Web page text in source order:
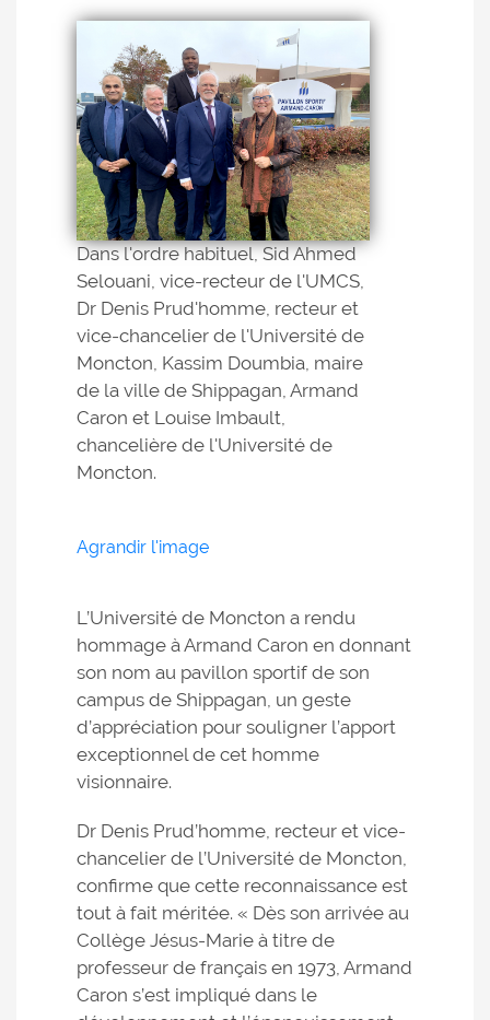
Dans l'ordre habituel, Sid Ahmed
Selouani, vice-recteur de l'UMCS,
Dr Denis Prud'homme, recteur et
vice-chancelier de l'Université de
Moncton, Kassim Doumbia, maire
de la ville de Shippagan, Armand
Caron et Louise Imbault,
chancelière de l'Université de
Moncton.
Agrandir l'image
L’Université de Moncton a rendu
hommage à Armand Caron en donnant
son nom au pavillon sportif de son
campus de Shippagan, un geste
d’appréciation pour souligner l’apport
exceptionnel de cet homme
visionnaire.
Dr Denis Prud’homme, recteur et vice-
chancelier de l’Université de Moncton,
confirme que cette reconnaissance est
tout à fait méritée. « Dès son arrivée au
Collège Jésus-Marie à titre de
professeur de français en 1973, Armand
Caron s’est impliqué dans le